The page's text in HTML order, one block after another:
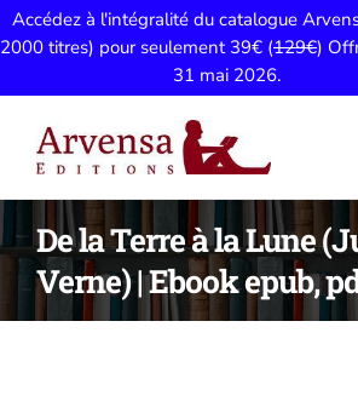
Accédez à l'intégralité du catalogue
2000 titres) pour seulement 39€ (129€)
31 mai 2026.
contenu
De la Terre à la Lune
Verne) | Ebook epub,